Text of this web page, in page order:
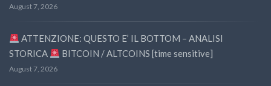
August 7, 2026
ATTENZIONE: QUESTO E’ IL BOTTOM – ANALISI
STORICA
BITCOIN / ALTCOINS [time sensitive]
August 7, 2026